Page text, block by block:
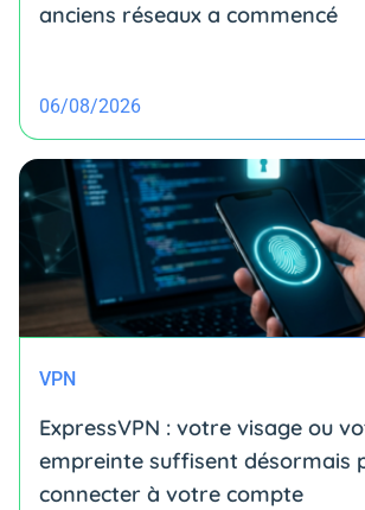
anciens réseaux a commencé
06/08/2026
VPN
ExpressVPN : votre visage ou
empreinte suffisent désormais
connecter à votre compte